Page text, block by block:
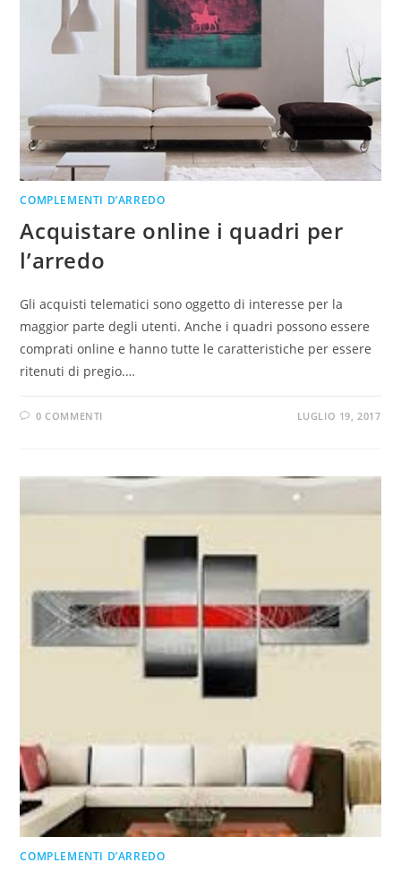
COMPLEMENTI D’ARREDO
Acquistare online i quadri per
l’arredo
Gli acquisti telematici sono oggetto di interesse per la
maggior parte degli utenti. Anche i quadri possono essere
comprati online e hanno tutte le caratteristiche per essere
ritenuti di pregio.…
0 COMMENTI LUGLIO 19, 2017
COMPLEMENTI D’ARREDO